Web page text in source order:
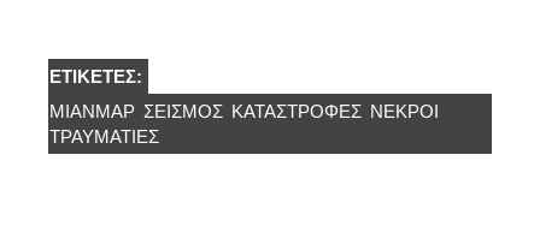
ΕΤΙΚΈΤΕΣ:
ΜΙΑΝΜΆΡ ΣΕΙΣΜΌΣ ΚΑΤΑΣΤΡΟΦΈΣ ΝΕΚΡΟΊ
ΤΡΑΥΜΑΤΊΕΣ